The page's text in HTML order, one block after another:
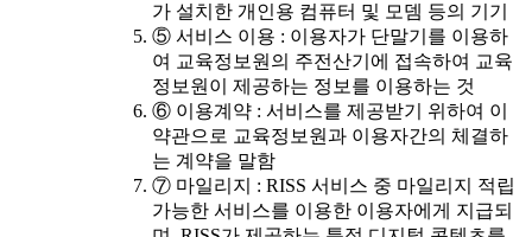
가 설치한 개인용 컴퓨터 및 모뎀 등의 기기
⑤ 서비스 이용 : 이용자가 단말기를 이용하
여 교육정보원의 주전산기에 접속하여 교육
정보원이 제공하는 정보를 이용하는 것
⑥ 이용계약 : 서비스를 제공받기 위하여 이
약관으로 교육정보원과 이용자간의 체결하
는 계약을 말함
⑦ 마일리지 : RISS 서비스 중 마일리지 적립
가능한 서비스를 이용한 이용자에게 지급되